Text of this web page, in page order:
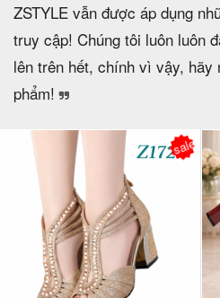
ZSTYLE vẫn được áp dụng
truy cập! Chúng tôi luôn luôn
lên trên hết, chính vì vậy, hãy
phẩm!
sale